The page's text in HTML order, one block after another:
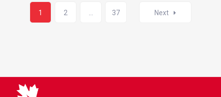
Posts
navigation
1 2 37 Next